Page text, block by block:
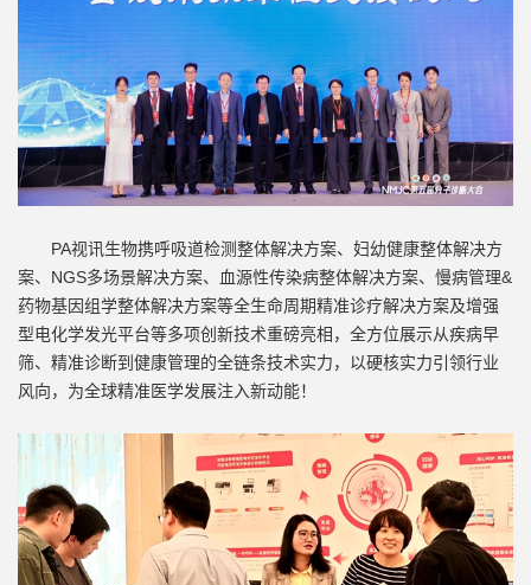
PA视讯生物携呼吸道检测整体解决方案、妇幼健康整体解决方
案、NGS多场景解决方案、血源性传染病整体解决方案、慢病管理&
药物基因组学整体解决方案等全生命周期精准诊疗解决方案及增强
型电化学发光平台等多项创新技术重磅亮相，全方位展示从疾病早
筛、精准诊断到健康管理的全链条技术实力，以硬核实力引领行业
风向，为全球精准医学发展注入新动能！